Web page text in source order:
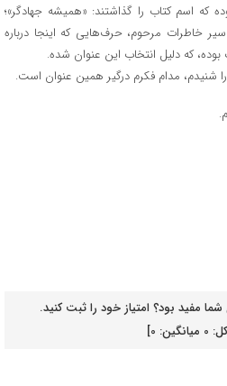
که اسم کتاب را گذاشتند: «همیشه جهادگر»؛
خاطرات مرحوم، حرف‌هایی که اینجا درباره
که دلیل انتخاب این عنوان شده.
شنیدم، مدام فکرم درگیر همین عنوان است.
مفید بود؟ امتیاز خود را ثبت کنید.
0میانگین: 0
]